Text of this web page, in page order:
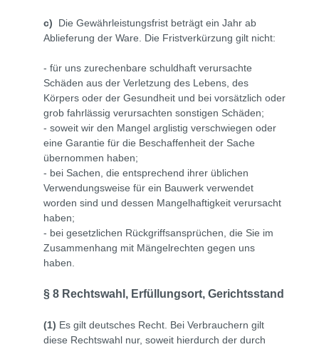
c) Die Gewährleistungsfrist beträgt ein Jahr ab
Ablieferung der Ware. Die Fristverkürzung gilt nicht:
- für uns zurechenbare schuldhaft verursachte
Schäden aus der Verletzung des Lebens, des
Körpers oder der Gesundheit und bei vorsätzlich oder
grob fahrlässig verursachten sonstigen Schäden;
- soweit wir den Mangel arglistig verschwiegen oder
eine Garantie für die Beschaffenheit der Sache
übernommen haben;
- bei Sachen, die entsprechend ihrer üblichen
Verwendungsweise für ein Bauwerk verwendet
worden sind und dessen Mangelhaftigkeit verursacht
haben;
- bei gesetzlichen Rückgriffsansprüchen, die Sie im
Zusammenhang mit Mängelrechten gegen uns
haben.
§ 8 Rechtswahl, Erfüllungsort, Gerichtsstand
(1) Es gilt deutsches Recht. Bei Verbrauchern gilt
diese Rechtswahl nur, soweit hierdurch der durch